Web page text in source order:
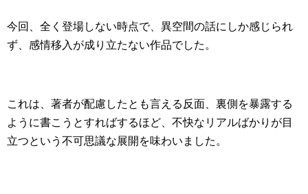
今回、全く登場しない時点で、異空間の話にしか感じられ
ず、感情移入が成り立たない作品でした。
これは、著者が配慮したとも言える反面、裏側を暴露する
ように書こうとすればするほど、不快なリアルばかりが目
立つという不可思議な展開を味わいました。